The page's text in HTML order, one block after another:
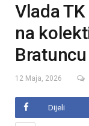
Vlada
na
Bratuncu
12 Maja, 2026
Dijeli